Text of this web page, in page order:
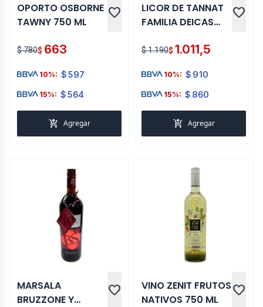
OPORTO OSBORNE
TAWNY 750 ML
favorite
$ 780$ 663
10%: $597
15%: $564
add_shopping_cart Agregar
LICOR DE TANNAT
FAMILIA DEICAS
favorite
$ 1.190$ 1.011,5
10%: $ 910
15%: $ 860
add_shopping_cart Agregar
MARSALA
BRUZZONE Y
favorite
VINO ZENIT FRUTOS
NATIVOS 750 ML
favorite